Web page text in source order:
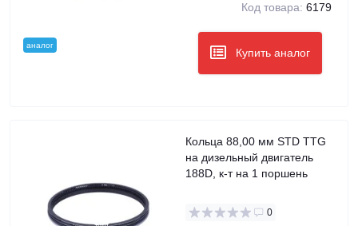
аналог
Код товара: 6179
Купить аналог
Кольца 88,00 мм STD TTG
на дизельный двигатель
188D, к-т на 1 поршень
0